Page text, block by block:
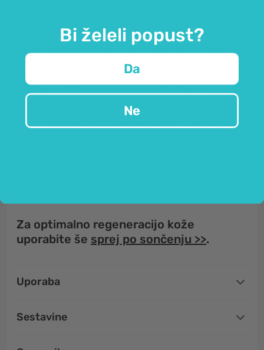
Izjemno pomembno je, da kožo, ki je izpostavljena
soncu, ustrezno zaščitimo. Ena najboljših izbir je
Krema za sonce v spreju
Sprejs pospeševalnikom porjavitvejevodoodporen
Za optimalno regeneracijo kože
uporabite še sprej po sončenju >>.
Uporaba
Sestavine
Bi želeli popust?
Da
Ne